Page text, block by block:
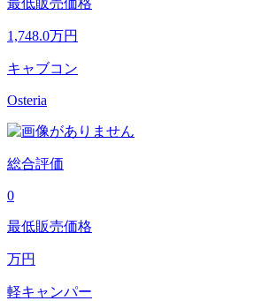
最低販売価格
1,748.0万円
キャブコン
Osteria
総合評価
0
最低販売価格
万円
軽キャンパー